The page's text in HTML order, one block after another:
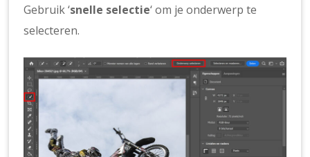
Gebruik ‘snelle selectie‘ om je onderwerp te
selecteren.